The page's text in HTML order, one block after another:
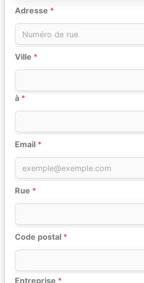
Adresse *
Ville *
à *
Email *
Rue *
Code postal *
Entreprise *